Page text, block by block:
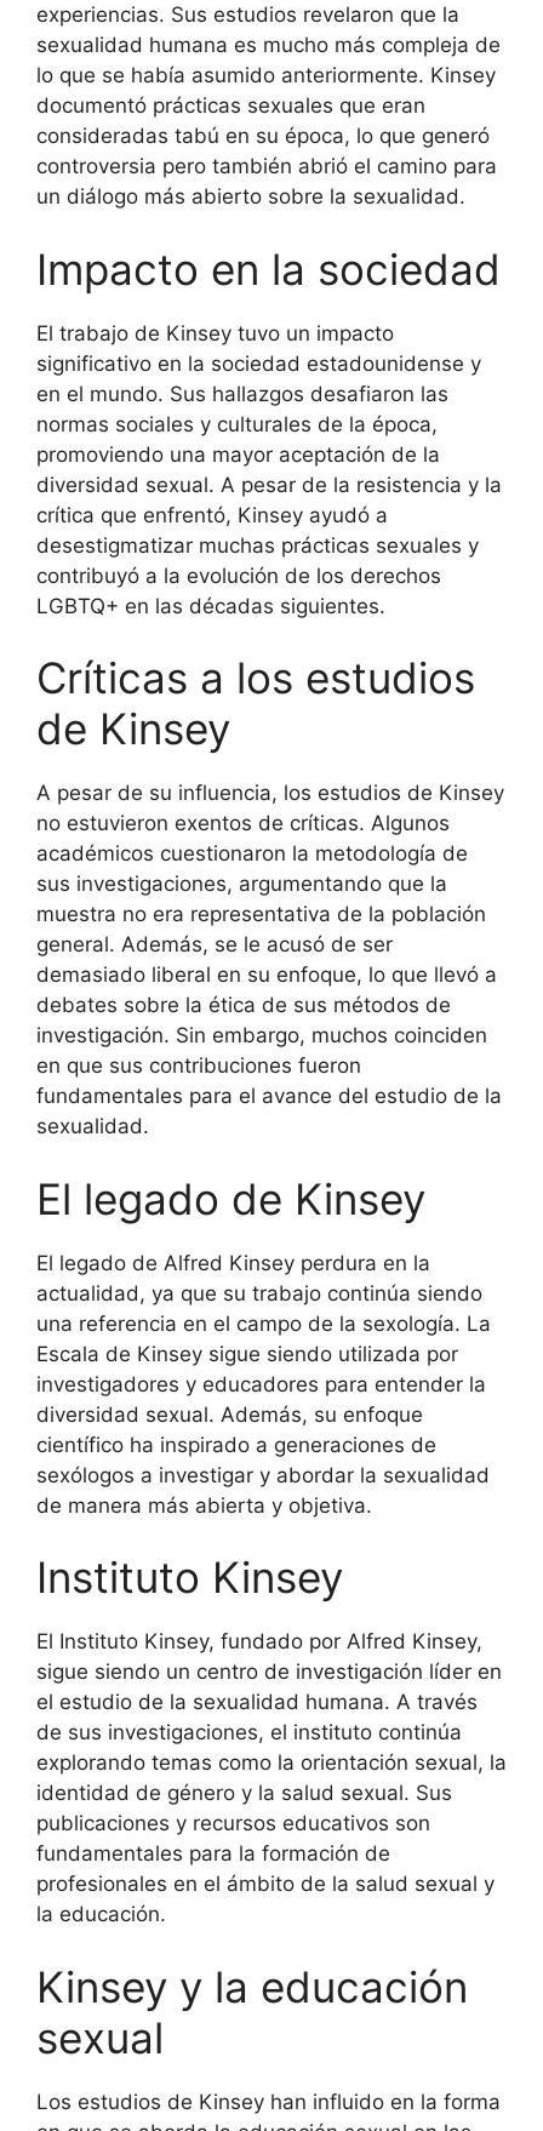
experiencias. Sus estudios revelaron que la
sexualidad humana es mucho más compleja de
lo que se había asumido anteriormente. Kinsey
documentó prácticas sexuales que eran
consideradas tabú en su época, lo que generó
controversia pero también abrió el camino para
un diálogo más abierto sobre la sexualidad.
Impacto en la sociedad
El trabajo de Kinsey tuvo un impacto
significativo en la sociedad estadounidense y
en el mundo. Sus hallazgos desafiaron las
normas sociales y culturales de la época,
promoviendo una mayor aceptación de la
diversidad sexual. A pesar de la resistencia y la
crítica que enfrentó, Kinsey ayudó a
desestigmatizar muchas prácticas sexuales y
contribuyó a la evolución de los derechos
LGBTQ+ en las décadas siguientes.
Críticas a los estudios
de Kinsey
A pesar de su influencia, los estudios de Kinsey
no estuvieron exentos de críticas. Algunos
académicos cuestionaron la metodología de
sus investigaciones, argumentando que la
muestra no era representativa de la población
general. Además, se le acusó de ser
demasiado liberal en su enfoque, lo que llevó a
debates sobre la ética de sus métodos de
investigación. Sin embargo, muchos coinciden
en que sus contribuciones fueron
fundamentales para el avance del estudio de la
sexualidad.
El legado de Kinsey
El legado de Alfred Kinsey perdura en la
actualidad, ya que su trabajo continúa siendo
una referencia en el campo de la sexología. La
Escala de Kinsey sigue siendo utilizada por
investigadores y educadores para entender la
diversidad sexual. Además, su enfoque
científico ha inspirado a generaciones de
sexólogos a investigar y abordar la sexualidad
de manera más abierta y objetiva.
Instituto Kinsey
El Instituto Kinsey, fundado por Alfred Kinsey,
sigue siendo un centro de investigación líder en
el estudio de la sexualidad humana. A través
de sus investigaciones, el instituto continúa
explorando temas como la orientación sexual, la
identidad de género y la salud sexual. Sus
publicaciones y recursos educativos son
fundamentales para la formación de
profesionales en el ámbito de la salud sexual y
la educación.
Kinsey y la educación
sexual
Los estudios de Kinsey han influido en la forma